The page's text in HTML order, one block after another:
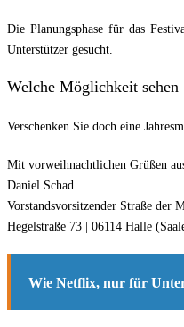
Die Planungsphase für das
Unterstützer gesucht.
Welche Möglichkeit sehen
Verschenken Sie doch eine
Mit vorweihnachtlichen Grüßen
Daniel Schad
Vorstandsvorsitzender Straße der
Hegelstraße 73 | 06114 Halle
Wie Netflix, nur für